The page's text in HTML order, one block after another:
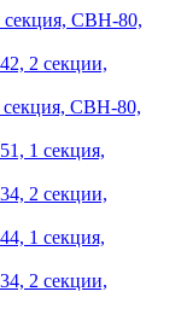
секция, СВН-80,
2 секции,
секция, СВН-80,
1 секция,
2 секции,
1 секция,
2 секции,